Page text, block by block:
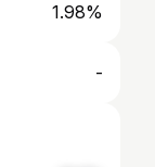
1.98%
-